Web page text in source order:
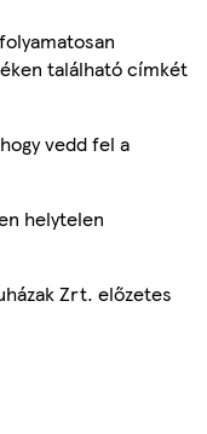
található címkét
vedd fel a
helytelen
Zrt. előzetes